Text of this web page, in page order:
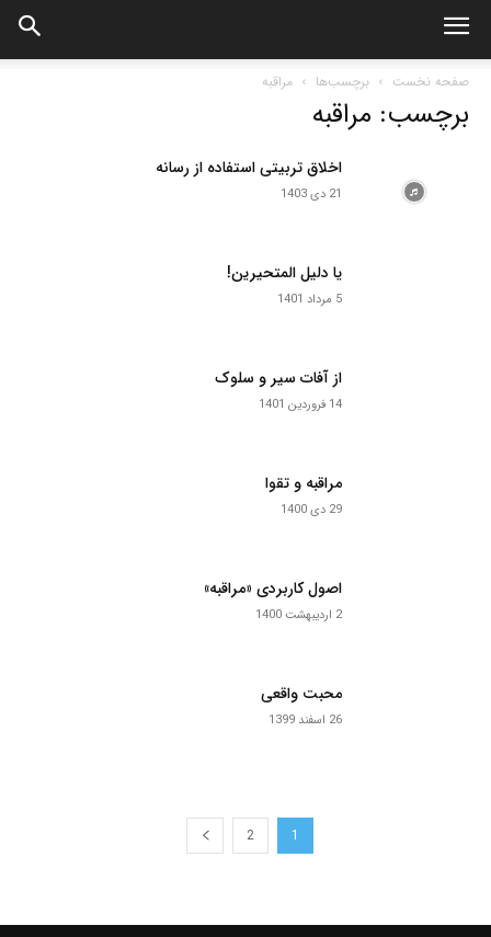
صفحه نخست برچسب‌ها مراقبه
برچسب: مراقبه
اخلاق تربیتی استفاده از رسانه
21 دی 1403
یا دلیل المتحیرین!
5 مرداد 1401
از آفات سیر و سلوک
14 فروردین 1401
مراقبه و تقوا
29 دی 1400
اصول کاربردی «مراقبه»
2 اردیبهشت 1400
محبت واقعی
26 اسفند 1399
1
2